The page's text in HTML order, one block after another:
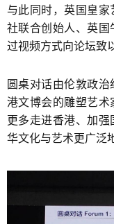
与此同时，英国皇
社联合创始人、英国
过视频方式向论坛致
圆桌对话由伦敦政
港文博会的雕塑艺术
更多走进香港、加
华文化与艺术更广泛